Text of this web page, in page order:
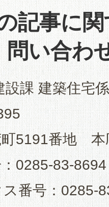
記事に
問い合わ
設課 建築住宅係
町5191番地 本
0285-83-8694
番号：0285-